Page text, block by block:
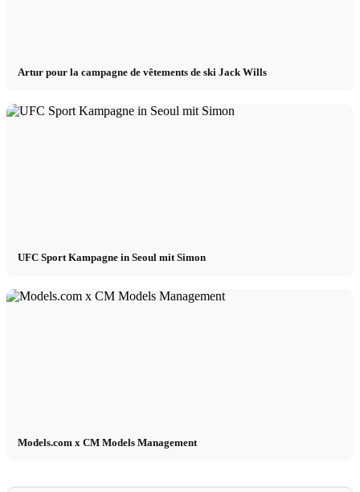
Artur pour la campagne de vêtements de ski Jack Wills
UFC Sport Kampagne in Seoul mit Simon
Models.com x CM Models Management